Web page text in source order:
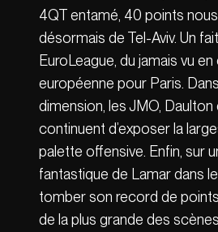
4QT entamé, 40 points
désormais de Tel-Aviv. Un
EuroLeague, du jamais vu
européenne pour Paris.
dimension, les JMO,
continuent d’exposer la
palette offensive. Enfin, sur
fantastique de Lamar dans
tomber son record de
de la plus grande des